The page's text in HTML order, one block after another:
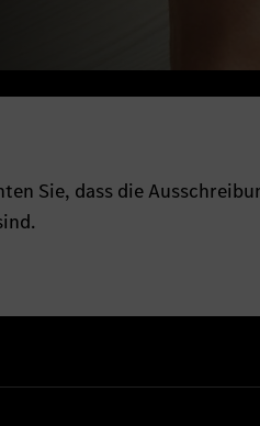
Sie, dass die